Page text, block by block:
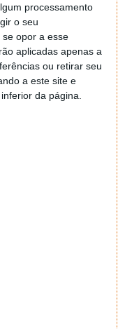
processamento
o seu
opor a esse
aplicadas apenas a
ou retirar seu
a este site e
da página.
passa a
aníons para
a formação de
estável.